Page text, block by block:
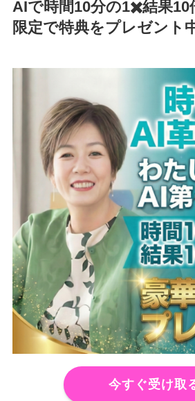
AIで時間10分の1✖️結果10
限定で特典をプレゼント
今すぐ受け取